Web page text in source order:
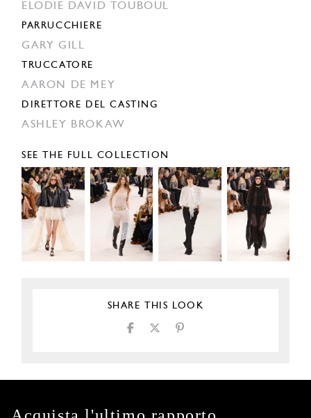
ELODIE DAVID TOUBOUL
PARRUCCHIERE
GARY GILL
TRUCCATORE
AARON DE MEY
DIRETTORE DEL CASTING
ASHLEY BROKAW
SEE THE FULL COLLECTION
SHARE THIS LOOK